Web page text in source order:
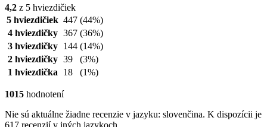
4,2 z 5 hviezdičiek
5 hviezdičiek 447 (44%)
4 hviezdičky 367 (36%)
3 hviezdičky
144 (14%)
2 hviezdičky 39
(3%)
1 hviezdička
18 (1%)
1015 hodnotení
Nie sú aktuálne žiadne recenzie v jazyku: slovenčina. K dispozícii je